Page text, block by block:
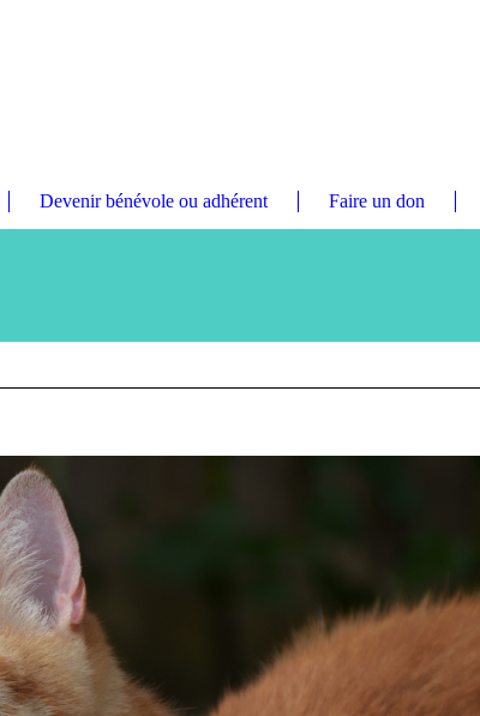
Devenir bénévole ou adhérent Faire un don